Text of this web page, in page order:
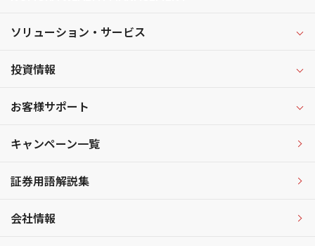
ソリューション・サービス
投資情報
お客様サポート
キャンペーン一覧
証券用語解説集
会社情報